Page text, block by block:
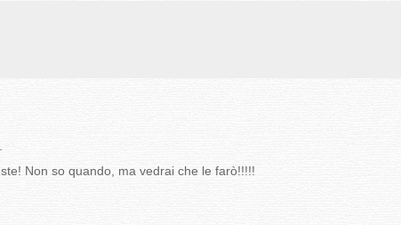
Non so quando, ma vedrai che le farò!!!!!